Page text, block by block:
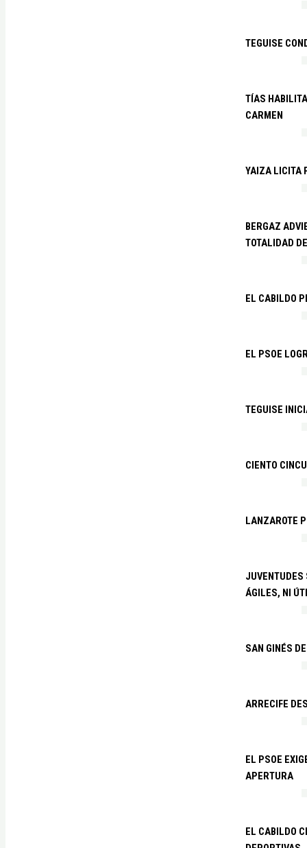
TEGUISE
TÍAS
CARMEN
YAIZA LICITA
BERGAZ
TOTALIDAD
EL CABILDO
EL PSOE
TEGUISE
CIENTO
LANZAROTE
JUVENTUDES
ÁGILES, NI
SAN GINÉS
ARRECIFE
EL PSOE
APERTURA
EL CABILDO